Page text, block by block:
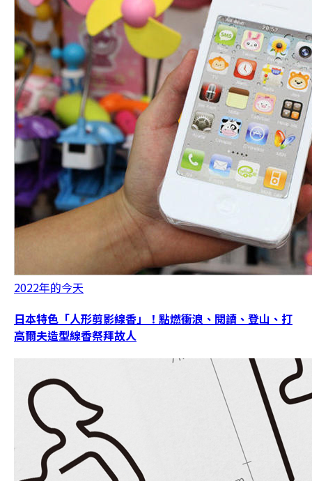
2022年的今天
日本特色「人形剪影線香」！點燃衝浪、閱讀、登山、打
高爾夫造型線香祭拜故人